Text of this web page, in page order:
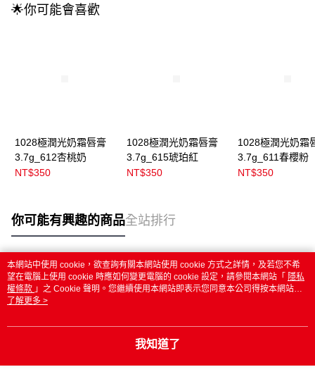
🌟你可能會喜歡
1028極潤光奶霜唇膏
3.7g_612杏桃奶
NT$350
1028極潤光奶霜唇膏
3.7g_615琥珀紅
NT$350
1028極潤光奶霜
3.7g_611春櫻粉
NT$350
你可能有興趣的商品全站排行
熱門標籤
本網站中使用 cookie，欲查詢有關本網站使用 cookie 方式之詳情，及若您不希
望在電腦上使用 cookie 時應如何變更電腦的 cookie 設定，請參閱本網站「 隱私
權條款 」之 Cookie 聲明。您繼續使用本網站即表示您同意本公司得按本網站使
用條款之 Cookie 聲明使用 cookie。
了解更多 >
我知道了